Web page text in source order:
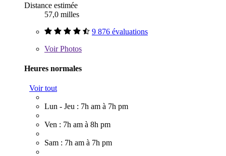
Distance estimée
57,0 milles
9 876 évaluations
VoirPhotos
Heures normales
Voir tout
Lun - Jeu : 7h am à 7h pm
Ven : 7h am à 8h pm
Sam : 7h am à 7h pm